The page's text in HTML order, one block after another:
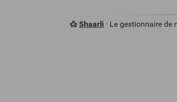
Shaarli· Le gestionnaire de